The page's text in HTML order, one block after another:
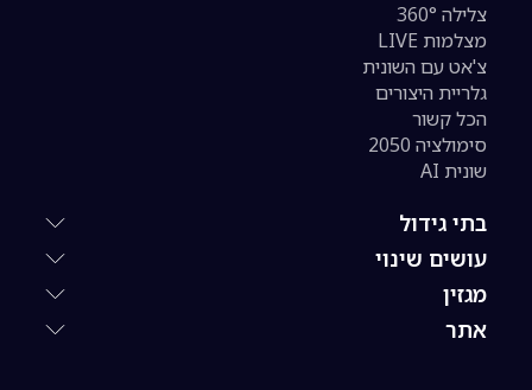
צלילה 360°
מצלמות LIVE
צ'אט עם השונית
גלריית היצורים
הכל קשור
סימולציה 2050
שונית AI
בתי גידול
עושים שינוי
מגזין
אתר